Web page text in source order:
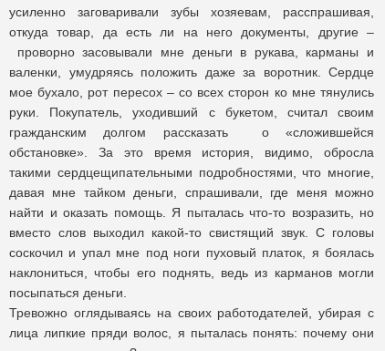
усиленно заговаривали зубы хозяевам, расспрашивая,
откуда товар, да есть ли на него документы, другие –
проворно засовывали мне деньги в рукава, карманы и
валенки, умудряясь положить даже за воротник. Сердце
мое бухало, рот пересох – со всех сторон ко мне тянулись
руки. Покупатель, уходивший с букетом, считал своим
гражданским долгом рассказать о «сложившейся
обстановке». За это время история, видимо, обросла
такими сердцещипательными подробностями, что многие,
давая мне тайком деньги, спрашивали, где меня можно
найти и оказать помощь. Я пыталась что-то возразить, но
вместо слов выходил какой-то свистящий звук. С головы
соскочил и упал мне под ноги пуховый платок, я боялась
наклониться, чтобы его поднять, ведь из карманов могли
посыпаться деньги.
Тревожно оглядываясь на своих работодателей, убирая с
лица липкие пряди волос, я пыталась понять: почему они